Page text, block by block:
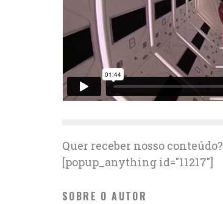
Quer receber nosso conteúdo?
[popup_anything id="11217"]
SOBRE O AUTOR